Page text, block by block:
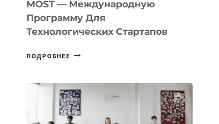
ПРЕДПРИНИМАТЕЛЬСТВО
MOST — Международную
Программу Для
Технологических Стартапов
ПОДРОБНЕЕ ОТКРЫТ
DEAL
VELOCITY
BY